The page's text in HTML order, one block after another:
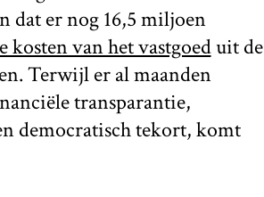
dat er nog 16,5 miljoen
kosten van het vastgoeduit de
Terwijl er al maanden
transparantie,
democratisch tekort, komt